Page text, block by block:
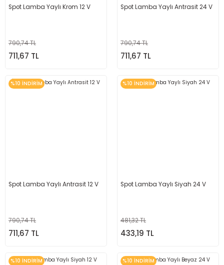
Spot Lamba Yaylı Krom 12 V
790,74 TL
711,67 TL
Spot Lamba Yaylı Antrasit 24 V
790,74 TL
711,67 TL
%10 İNDİRİM
Spot Lamba Yaylı Antrasit 12 V
790,74 TL
711,67 TL
%10 İNDİRİM
Spot Lamba Yaylı Siyah 24 V
481,32 TL
433,19 TL
%10 İNDİRİM %10 İNDİRİM